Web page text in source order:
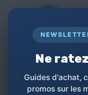
LE GUIDE
MÉNAGERS
FAH
Ne
Guides d'achat,
promos sur les
Panneau de gestion